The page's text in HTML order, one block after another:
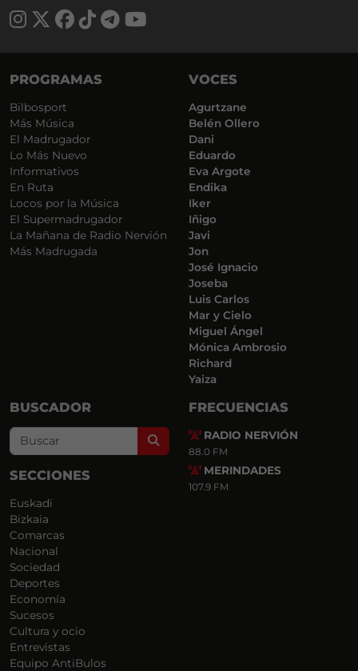
PROGRAMAS
Bilbosport
Más Música
El Madrugador
Lo Más Nuevo
Informativos
En Ruta
Locos por la Música
El Supermadrugador
La Mañana de Radio Nervión
Más Madrugada
VOCES
Agurtzane
Belén Ollero
Dani
Eduardo
Eva Argote
Endika
Iker
Iñigo
Javi
Jon
José Ignacio
Joseba
Luis Carlos
Mar y Cielo
Miguel Ángel
Mónica Ambrosio
Richard
Yaiza
BUSCADOR
Search
SECCIONES
Euskadi
Bizkaia
Comarcas
Nacional
Sociedad
Deportes
Economía
Sucesos
Cultura y ocio
Entrevistas
Equipo AntiBulos
FRECUENCIAS
RADIO NERVIÓN
88.0 FM
MERINDADES
107.9 FM